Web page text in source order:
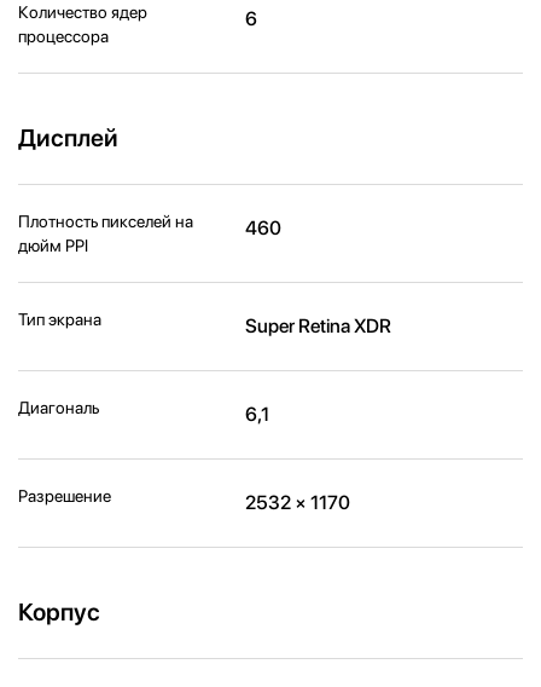
Количество ядер
процессора
6
Дисплей
Плотность пикселей на
дюйм PPI
460
Тип экрана Super Retina XDR
Диагональ 6,1
Разрешение 2532 × 1170
Корпус